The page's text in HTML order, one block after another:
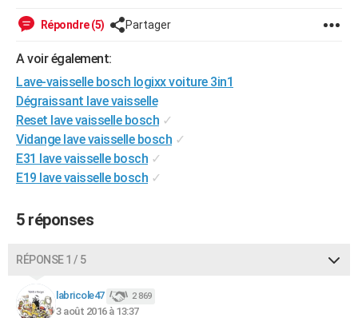
Art de vivre
Bien-être
Loisirs
Mode
Modes de vie
Alimentation
Guide de la santé
Maladies
Médicaments
Sommeil
Destinations
City break
Voyage nature
Voyage de noces
Forum
Climat
+PHOTO
GUIDES D'ACHAT
BONS PLANS
Carte de Noël
Carte Bonne année
Carte Saint-Valentin
Carte Pâques
Carte d'anniversaire
DICTIONNAIRE
Dictionnaire
Biographies
Citations
Expressions
Proverbes
PROGRAMME TV
COPAINS D'AVANT
Répondre (5) Partager
A voir également:
Lave-vaisselle bosch logixx voiture 3in1
Dégraissant lave vaisselle
Reset lave vaisselle bosch ✓
Vidange lave vaisselle bosch ✓
E31 lave vaisselle bosch ✓
E19 lave vaisselle bosch ✓
5 réponses
RÉPONSE 1 / 5
labricole47 2 869
3 août 2016 à 13:37